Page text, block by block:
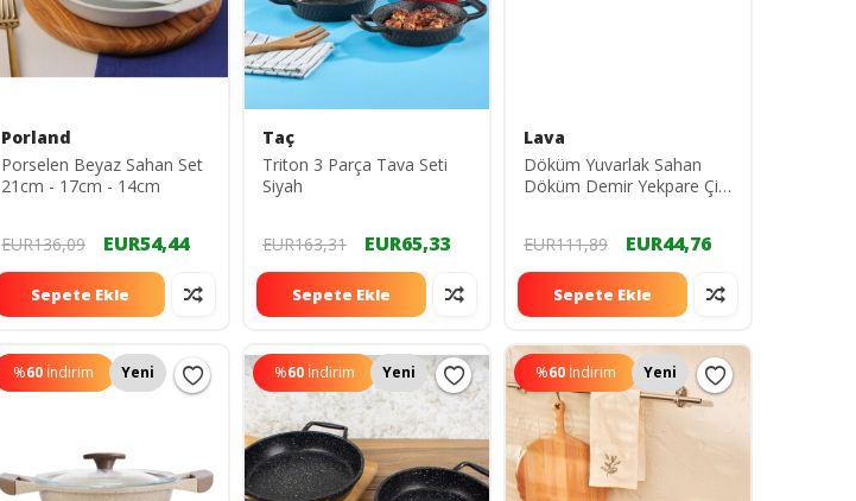
Porland
Porselen Beyaz Sahan Set
21cm - 17cm - 14cm
EUR136,09 EUR54,44
Sepete Ekle
Taç
Triton 3 Parça Tava Seti
Siyah
EUR163,31 EUR65,33
Sepete Ekle
Lava
Döküm Yuvarlak Sahan
Döküm Demir Yekpare Çift
EUR111,89
EUR44,76
Sepete Ekle
%60 İndirim Yeni %60 İndirim Yeni %60 İndirim Yeni